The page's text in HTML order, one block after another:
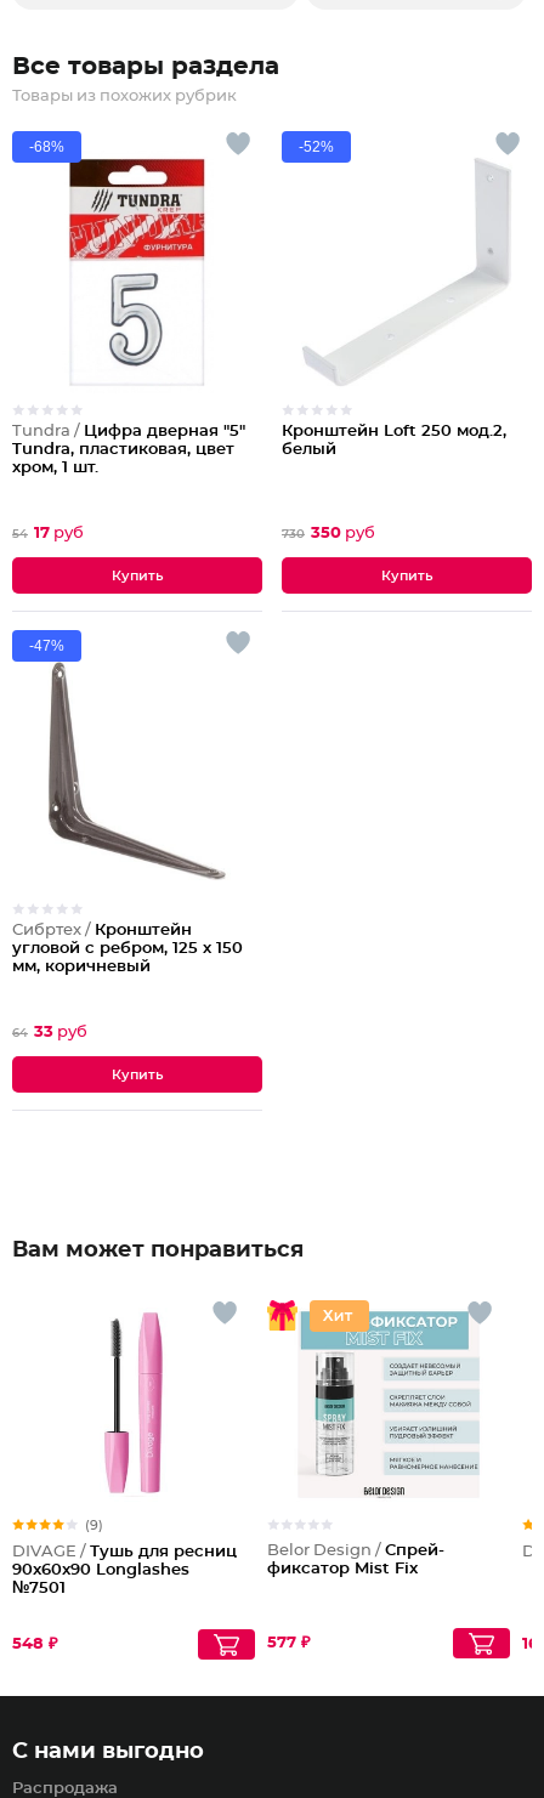
Все товары раздела
Товары из похожих рубрик
-68%
Tundra / Цифра дверная "5"
Tundra, пластиковая, цвет
хром, 1 шт.
54 17 руб
-52%
Кронштейн Loft 250 мод.2,
белый
730 350 руб
-47%
Сибртех / Кронштейн
угловой с ребром, 125 х 150
мм, коричневый
64 33 руб
Вам может понравиться
(9)
DIVAGE / Тушь для ресниц
90x60x90 Longlashes
№7501
548 ₽
Belor Design / Спрей-
фиксатор Mist Fix
577 ₽
С нами выгодно
Распродажа